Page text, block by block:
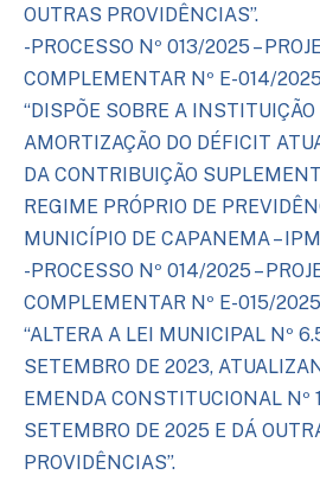
OUTRAS PROVIDÊNCIAS”.
-PROCESSO Nº 013/2025 –
COMPLEMENTAR Nº E-014/2025
“DISPÕE SOBRE A
AMORTIZAÇÃO DO DÉFICIT
DA CONTRIBUIÇÃO
REGIME PRÓPRIO DE
MUNICÍPIO DE CAPANEMA –
-PROCESSO Nº 014/2025 –
COMPLEMENTAR Nº E-015/2025
“ALTERA A LEI MUNICIPAL Nº
SETEMBRO DE 2023,
EMENDA CONSTITUCIONAL Nº
SETEMBRO DE 2025 E DÁ
PROVIDÊNCIAS”.